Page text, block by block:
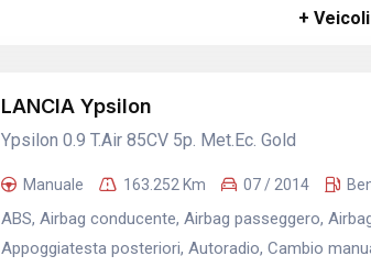
+
LANCIA Ypsilon
Ypsilon 0.9 T.Air 85CV 5p. Met.Ec. Gold
Manuale 163.252 Km 07 / 2014
ABS, Airbag conducente, Airbag passeggero,
Appoggiatesta posteriori, Autoradio, Cambio